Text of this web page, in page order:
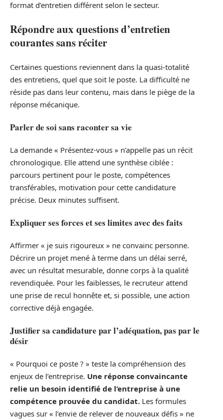
format d’entretien différent selon le secteur.
Répondre aux questions d’entretien
courantes sans réciter
Certaines questions reviennent dans la quasi-totalité
des entretiens, quel que soit le poste. La difficulté ne
réside pas dans leur contenu, mais dans le piège de la
réponse mécanique.
Parler de soi sans raconter sa vie
La demande « Présentez-vous » n’appelle pas un récit
chronologique. Elle attend une synthèse ciblée :
parcours pertinent pour le poste, compétences
transférables, motivation pour cette candidature
précise. Deux minutes suffisent.
Expliquer ses forces et ses limites avec des faits
Affirmer « je suis rigoureux » ne convainc personne.
Décrire un projet mené à terme dans un délai serré,
avec un résultat mesurable, donne corps à la qualité
revendiquée. Pour les faiblesses, le recruteur attend
une prise de recul honnête et, si possible, une action
corrective déjà engagée.
Justifier sa candidature par l’adéquation, pas par le
désir
« Pourquoi ce poste ? » teste la compréhension des
enjeux de l’entreprise. Une réponse convaincante
relie un besoin identifié de l’entreprise à une
compétence prouvée du candidat. Les formules
vagues sur « l’envie de relever de nouveaux défis » ne